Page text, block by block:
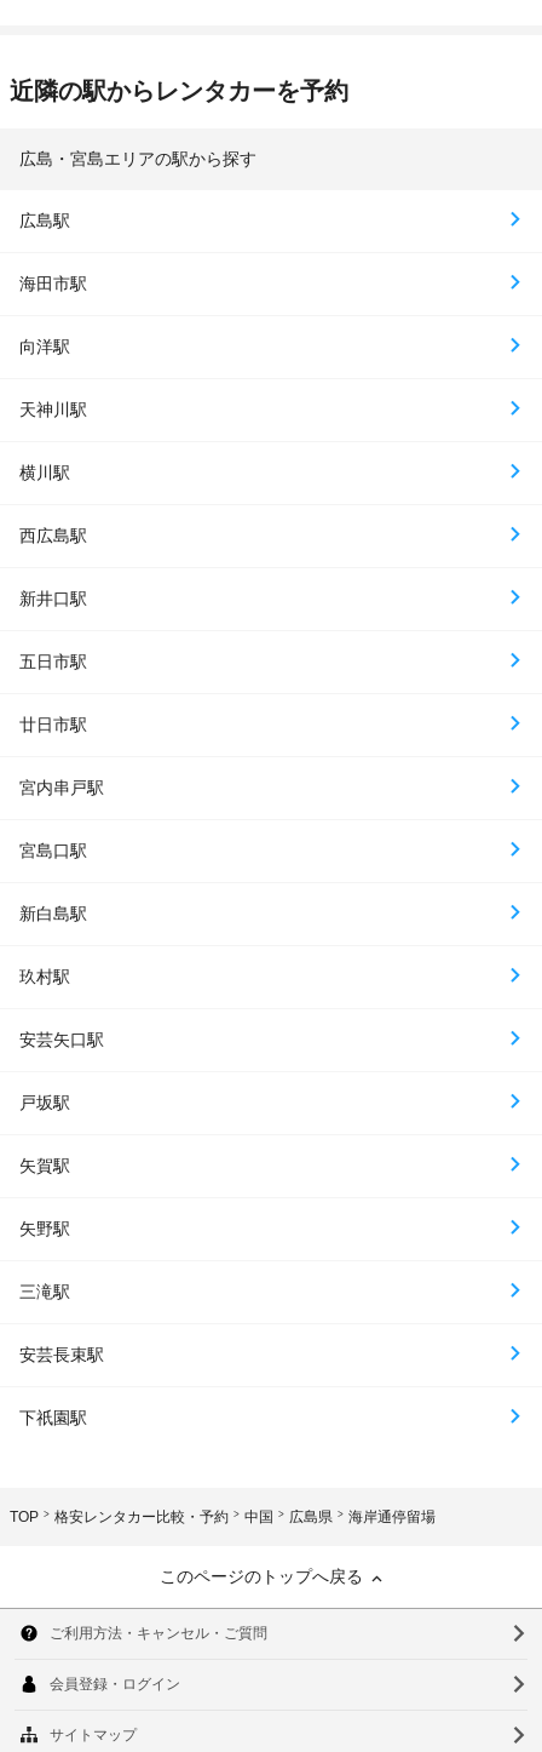
近隣の駅からレンタカーを予約
広島・宮島エリアの駅から探す
広島駅
海田市駅
向洋駅
天神川駅
横川駅
西広島駅
新井口駅
五日市駅
廿日市駅
宮内串戸駅
宮島口駅
新白島駅
玖村駅
安芸矢口駅
戸坂駅
矢賀駅
矢野駅
三滝駅
安芸長束駅
下祇園駅
TOP 格安レンタカー比較・予約 中国 広島県 海岸通停留場
このページのトップへ戻る